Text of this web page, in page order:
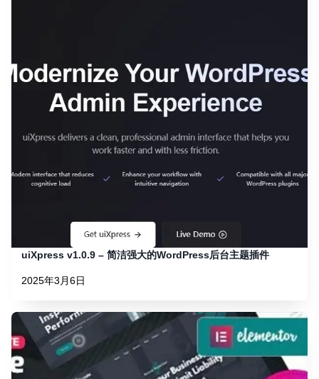
uiXpress v1.0.9 – 简洁强大的WordPress后台主题插件
2025年3月6日